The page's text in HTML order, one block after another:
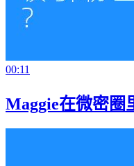
00:11
Maggie在微密圈